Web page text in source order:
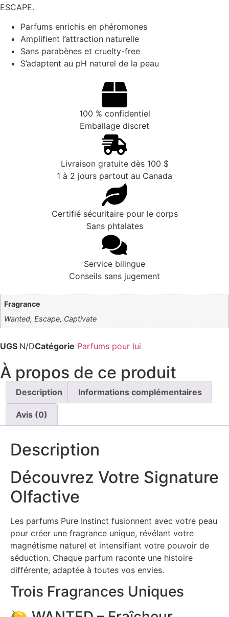
ESCAPE.
Parfums enrichis en phéromones
Amplifient l’attraction naturelle
Sans parabènes et cruelty-free
S’adaptent au pH naturel de la peau
100 % confidentiel
Emballage discret
Livraison gratuite dès 100 $
1 à 2 jours partout au Canada
Certifié sécuritaire pour le corps
Sans phtalates
Service bilingue
Conseils sans jugement
Fragrance
Wanted, Escape, Captivate
UGS N/DCatégorie Parfums pour lui
À propos de ce produit
Description Informations complémentaires
Avis (0)
Description
Découvrez Votre Signature
Olfactive
Les parfums Pure Instinct fusionnent avec votre peau
pour créer une fragrance unique, révélant votre
magnétisme naturel et intensifiant votre pouvoir de
séduction. Chaque parfum raconte une histoire
différente, adaptée à toutes vos envies.
Trois Fragrances Uniques